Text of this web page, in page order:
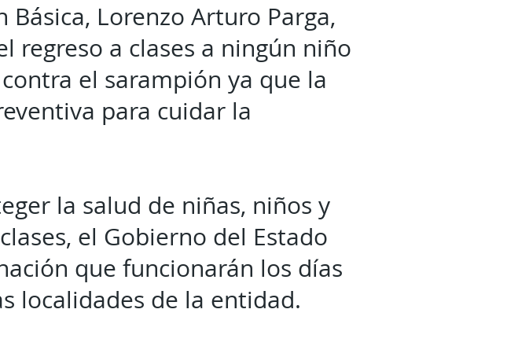
Básica, Lorenzo Arturo Parga,
regreso a clases a ningún niño
el sarampión ya que la
para cuidar la
la salud de niñas, niños y
el Gobierno del Estado
que funcionarán los días
localidades de la entidad.